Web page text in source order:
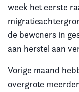
week het eerste
de bewoners in
aan herstel aan
Vorige maand
overgrote